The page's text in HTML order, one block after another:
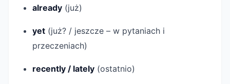
already(już)
yet(już? / jeszcze – w pytaniach i
przeczeniach)
recently / lately(ostatnio)